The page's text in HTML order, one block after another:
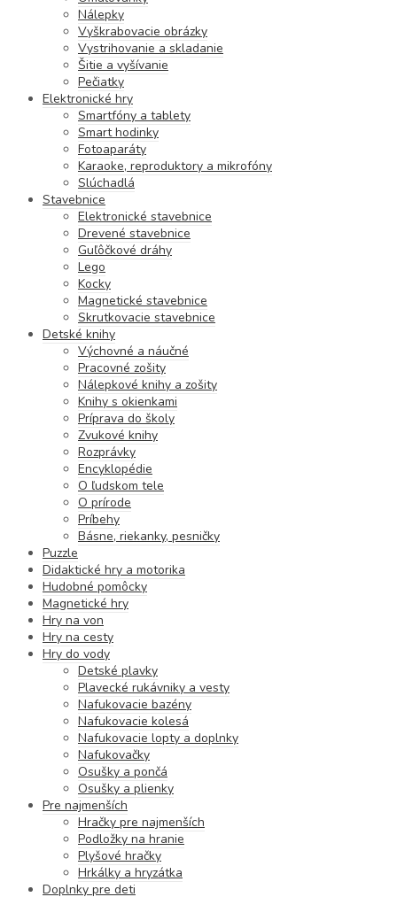
Nálepky
Vyškrabovacie obrázky
Vystrihovanie a skladanie
Šitie a vyšívanie
Pečiatky
Elektronické hry
Smartfóny a tablety
Smart hodinky
Fotoaparáty
Karaoke, reproduktory a mikrofóny
Slúchadlá
Stavebnice
Elektronické stavebnice
Drevené stavebnice
Guľôčkové dráhy
Lego
Kocky
Magnetické stavebnice
Skrutkovacie stavebnice
Detské knihy
Výchovné a náučné
Pracovné zošity
Nálepkové knihy a zošity
Knihy s okienkami
Príprava do školy
Zvukové knihy
Rozprávky
Encyklopédie
O ľudskom tele
O prírode
Príbehy
Básne, riekanky, pesničky
Puzzle
Didaktické hry a motorika
Hudobné pomôcky
Magnetické hry
Hry na von
Hry na cesty
Hry do vody
Detské plavky
Plavecké rukávniky a vesty
Nafukovacie bazény
Nafukovacie kolesá
Nafukovacie lopty a doplnky
Nafukovačky
Osušky a pončá
Osušky a plienky
Pre najmenších
Hračky pre najmenších
Podložky na hranie
Plyšové hračky
Hrkálky a hryzátka
Doplnky pre deti